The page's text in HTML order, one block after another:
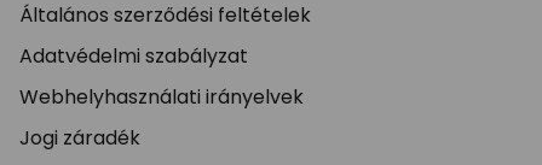
Általános szerződési feltételek
Adatvédelmi szabályzat
Webhelyhasználati irányelvek
Jogi záradék